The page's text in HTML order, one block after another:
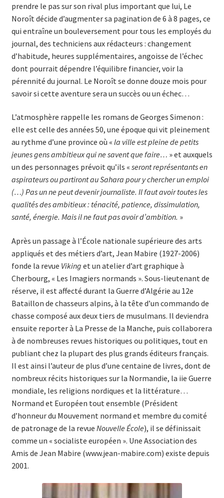
prendre le pas sur son rival plus important que lui, Le
Noroît décide d’augmenter sa pagination de 6 à 8 pages, ce
qui entraîne un bouleversement pour tous les employés du
journal, des techniciens aux rédacteurs : changement
d’habitude, heures supplémentaires, angoisse de l’échec
dont pourrait dépendre l’équilibre financier, voir la
pérennité du journal. Le Noroît se donne douze mois pour
savoir si cette aventure sera un succès ou un échec…
L’atmosphère rappelle les romans de Georges Simenon :
elle est celle des années 50, une époque qui vit pleinement
au rythme d’une province où « la ville est pleine de petits
jeunes gens ambitieux qui ne savent que faire… » et auxquels
un des personnages prévoit qu’ils « seront représentants en
aspirateurs ou partiront au Sahara pour y chercher un emploi
(…) Pas un ne peut devenir journaliste. Il faut avoir toutes les
qualités des ambitieux : ténacité, patience, dissimulation,
santé, énergie. Mais il ne faut pas avoir d’ambition. »
Après un passage à l’École nationale supérieure des arts
appliqués et des métiers d’art, Jean Mabire (1927-2006)
fonde la revue Viking et un atelier d’art graphique à
Cherbourg, « Les Imagiers normands ». Sous-lieutenant de
réserve, il est affecté durant la Guerre d’Algérie au 12e
Bataillon de chasseurs alpins, à la tête d’un commando de
chasse composé aux deux tiers de musulmans. Il deviendra
ensuite reporter à La Presse de la Manche, puis collaborera
à de nombreuses revues historiques ou politiques, tout en
publiant chez la plupart des plus grands éditeurs français.
Il est ainsi l’auteur de plus d’une centaine de livres, dont de
nombreux récits historiques sur la Normandie, la iie Guerre
mondiale, les religions nordiques et la littérature…
Normand et Européen tout ensemble (Président
d’honneur du Mouvement normand et membre du comité
de patronage de la revue Nouvelle École), il se définissait
comme un « socialiste européen ». Une Association des
Amis de Jean Mabire (www.jean-mabire.com) existe depuis
2001.